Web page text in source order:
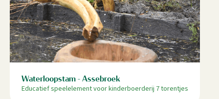
Waterloopstam - Assebroek
Educatief speelelement voor kinderboerderij 7 torentjes